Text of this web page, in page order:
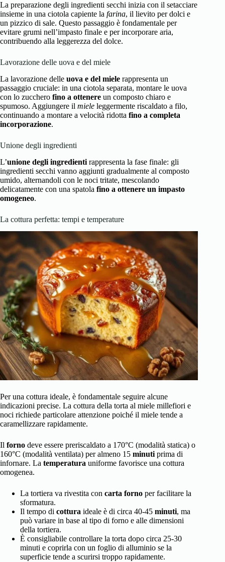
La preparazione degli ingredienti secchi inizia con il setacciare
insieme in una ciotola capiente la farina, il lievito per dolci e
un pizzico di sale. Questo passaggio è fondamentale per
evitare grumi nell’impasto finale e per incorporare aria,
contribuendo alla leggerezza del dolce.
Lavorazione delle uova e del miele
La lavorazione delle uova e del miele rappresenta un
passaggio cruciale: in una ciotola separata, montare le uova
con lo zucchero fino a ottenere un composto chiaro e
spumoso. Aggiungere il miele leggermente riscaldato a filo,
continuando a montare a velocità ridotta fino a completa
incorporazione.
Unione degli ingredienti
L’unione degli ingredienti rappresenta la fase finale: gli
ingredienti secchi vanno aggiunti gradualmente al composto
umido, alternandoli con le noci tritate, mescolando
delicatamente con una spatola fino a ottenere un impasto
omogeneo.
La cottura perfetta: tempi e temperature
Per una cottura ideale, è fondamentale seguire alcune
indicazioni precise. La cottura della torta al miele millefiori e
noci richiede particolare attenzione poiché il miele tende a
caramellizzare rapidamente.
Il forno deve essere preriscaldato a 170°C (modalità statica) o
160°C (modalità ventilata) per almeno 15 minuti prima di
infornare. La temperatura uniforme favorisce una cottura
omogenea.
La tortiera va rivestita con carta forno per facilitare la
sformatura.
Il tempo di cottura ideale è di circa 40-45 minuti, ma
può variare in base al tipo di forno e alle dimensioni
della tortiera.
È consigliabile controllare la torta dopo circa 25-30
minuti e coprirla con un foglio di alluminio se la
superficie tende a scurirsi troppo rapidamente.